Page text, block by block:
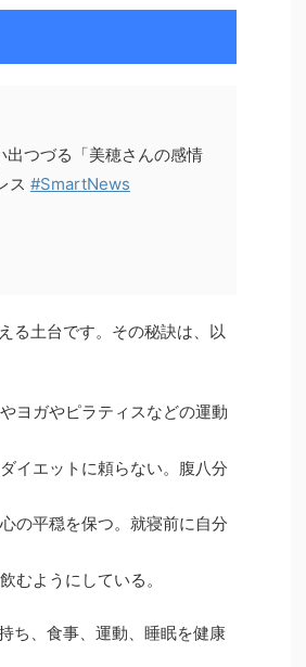
つづる「美穂さんの感情
ス #SmartNews
る土台です。その秘訣は、以
ヨガやピラティスなどの運動
イエットに頼らない。腹八分
の平穏を保つ。就寝前に自分
むようにしている。
ち、食事、運動、睡眠を健康